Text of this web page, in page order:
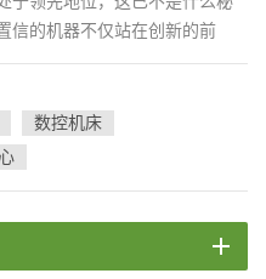
信的机器不仅站在创新的前
在制造领域、航空航天、电
满足您的需求。他们以无与
件、面板、电子元件、电路
数控机床